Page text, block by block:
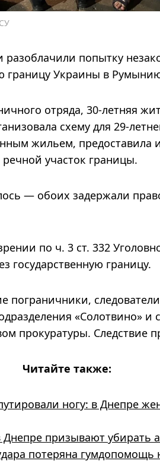
разоблачили попытку
границу Украины в
отряда, 30-летняя
схему для 29-
жильем, предоставила
участок границы.
— обоих задержали
по ч. 3 ст. 332
государственную границу.
пограничники,
«Солотвино» и
прокуратуры. Следствие
Читайте также:
ногу: в Днепре
призывают убирать
потеряна гумдопомощь